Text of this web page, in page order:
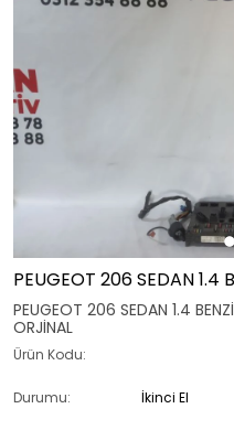
PEUGEOT 206 SEDAN 1.4
PEUGEOT 206 SEDAN 1.4
ORJİNAL
Ürün Kodu:
Durumu: İkinci El